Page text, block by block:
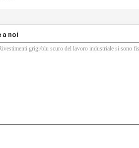
a noi